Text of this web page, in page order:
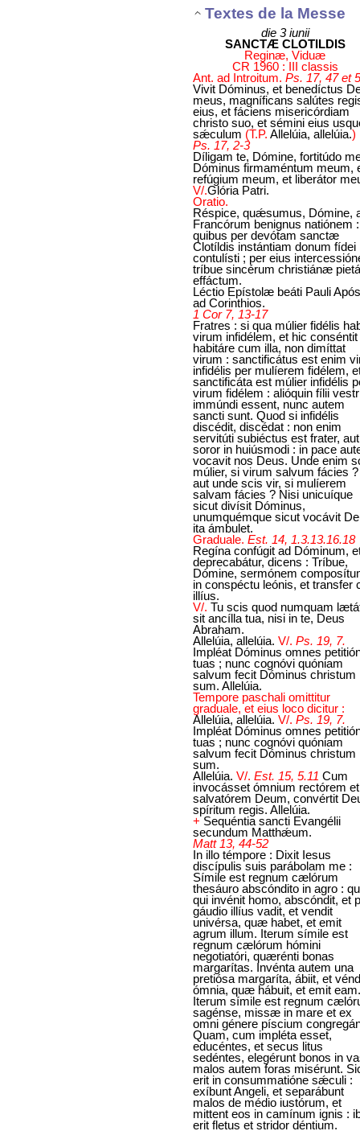
Textes de la Messe
die 3 iunii
SANCTÆ CLOTILDIS
Reginæ, Viduæ
CR 1960 : III classis
Ant. ad Introitum. Ps. 17, 47 et
Vivit Dóminus, et benedíctus
meus, magníficans salútes
eius, et fáciens misericórdiam
christo suo, et sémini eius
sǽculum (T.P. Allelúia, allelúia.)
Ps. 17, 2-3
Díligam te, Dómine, fortitúdo
Dóminus firmaméntum meum,
refúgium meum, et liberátor
V/.Glória Patri.
Oratio.
Réspice, quǽsumus, Dómine,
Francórum benignus natiónem
quibus per devótam sanctæ
Clotíldis instántiam donum fídei
contulísti ; per eius
tríbue sincérum christiánæ
effáctum.
Léctio Epístolæ beáti Pauli
ad Corinthios.
1 Cor 7, 13-17
Fratres : si qua múlier fidélis
virum infidélem, et hic conséntit
habitáre cum illa, non dimíttat
virum : sanctificátus est enim
infidélis per mulíerem fidélem,
sanctificáta est múlier infidélis
virum fidélem : alióquin fílii
immúndi essent, nunc autem
sancti sunt. Quod si infidélis
discédit, discédat : non enim
servitúti subiéctus est frater, aut
soror in huiúsmodi : in pace
vocavit nos Deus. Unde enim
múlier, si virum salvum fácies ?
aut unde scis vir, si mulíerem
salvam fácies ? Nisi unicuíque
sicut divísit Dóminus,
unumquémque sicut vocávit
ita ámbulet.
Graduale. Est. 14, 1.3.13.16.18
Regína confúgit ad Dóminum,
deprecabátur, dicens : Tríbue,
Dómine, sermónem
in conspéctu leónis, et transfer
illíus.
V/. Tu scis quod numquam
sit ancílla tua, nisi in te, Deus
Abraham.
Allelúia, allelúia. V/. Ps. 19, 7.
Impléat Dóminus omnes
tuas ; nunc cognóvi quóniam
salvum fecit Dóminus christum
sum. Allelúia.
Tempore paschali omittitur
graduale, et eius loco dicitur :
Allelúia, allelúia. V/. Ps. 19, 7.
Impléat Dóminus omnes
tuas ; nunc cognóvi quóniam
salvum fecit Dóminus christum
sum.
Allelúia. V/. Est. 15, 5.11 Cum
invocásset ómnium rectórem et
salvatórem Deum, convértit
spíritum regis. Allelúia.
+Sequéntia sancti Evangélii
secundum Matthǽum.
Matt 13, 44-52
In illo témpore : Dixit Iesus
discípulis suis parábolam me :
Símile est regnum cælórum
thesáuro abscóndito in agro :
qui invénit homo, abscóndit, et
gáudio illíus vadit, et vendit
univérsa, quæ habet, et emit
agrum illum. Iterum símile est
regnum cælórum hómini
negotiatóri, quærénti bonas
margarítas. Invénta autem una
pretiósa margaríta, ábiit, et
ómnia, quæ hábuit, et emit eam.
Iterum símile est regnum
sagénse, missæ in mare et ex
omni génere píscium
Quam, cum impléta esset,
educéntes, et secus litus
sedéntes, elegérunt bonos in
malos autem foras misérunt.
erit in consummatióne sǽculi :
exíbunt Angeli, et separábunt
malos de médio iustórum, et
mittent eos in camínum ignis :
erit fletus et stridor déntium.